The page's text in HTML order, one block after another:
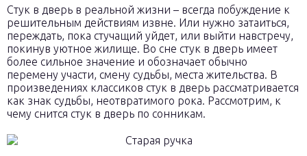
Стук в дверь в реальной жизни – всегда побуждение к
решительным действиям извне. Или нужно затаиться,
переждать, пока стучащий уйдет, или выйти навстречу,
покинув уютное жилище. Во сне стук в дверь имеет
более сильное значение и обозначает обычно
перемену участи, смену судьбы, места жительства. В
произведениях классиков стук в дверь рассматривается
как знак судьбы, неотвратимого рока. Рассмотрим, к
чему снится стук в дверь по сонникам.